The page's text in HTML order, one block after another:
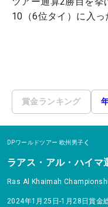
10（6位タイ）に入っ
賞金ランキング
DPワールドツアー 欧州男子
ラアス・アル・ハイマ
Ras Al Khaimah
2024年1月25日-1月28日賞金